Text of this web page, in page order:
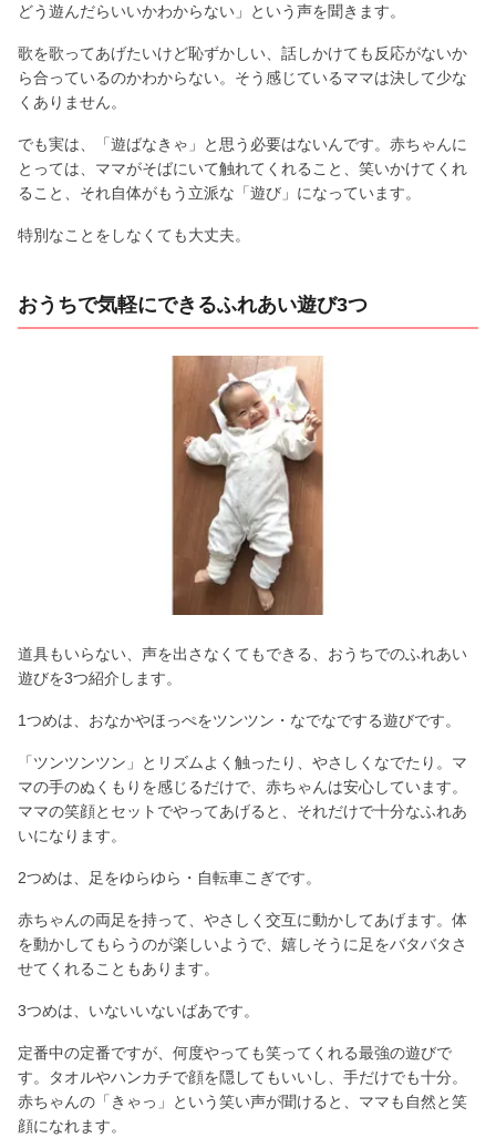
どう遊んだらいいかわからない」という声を聞きます。
歌を歌ってあげたいけど恥ずかしい、話しかけても反応がないか
ら合っているのかわからない。そう感じているママは決して少な
くありません。
でも実は、「遊ばなきゃ」と思う必要はないんです。赤ちゃんに
とっては、ママがそばにいて触れてくれること、笑いかけてくれ
ること、それ自体がもう立派な「遊び」になっています。
特別なことをしなくても大丈夫。
おうちで気軽にできるふれあい遊び3つ
道具もいらない、声を出さなくてもできる、おうちでのふれあい
遊びを3つ紹介します。
1つめは、おなかやほっぺをツンツン・なでなでする遊びです。
「ツンツンツン」とリズムよく触ったり、やさしくなでたり。マ
マの手のぬくもりを感じるだけで、赤ちゃんは安心しています。
ママの笑顔とセットでやってあげると、それだけで十分なふれあ
いになります。
2つめは、足をゆらゆら・自転車こぎです。
赤ちゃんの両足を持って、やさしく交互に動かしてあげます。体
を動かしてもらうのが楽しいようで、嬉しそうに足をバタバタさ
せてくれることもあります。
3つめは、いないいないばあです。
定番中の定番ですが、何度やっても笑ってくれる最強の遊びで
す。タオルやハンカチで顔を隠してもいいし、手だけでも十分。
赤ちゃんの「きゃっ」という笑い声が聞けると、ママも自然と笑
顔になれます。